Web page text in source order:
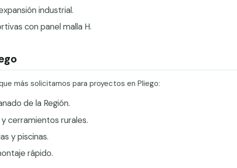
industrial.
con panel malla H.
más solicitamos para proyectos en Pliego:
de la Región.
cerramientos rurales.
y piscinas.
rápido.